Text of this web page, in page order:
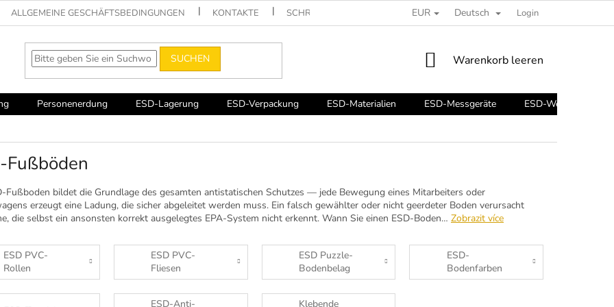
ALLGEMEINE GESCHÄFTSBEDINGUNGEN KONTAKTE SCHREIBEN SIE UNS ESD-RATGEBER
EUR Deutsch Login
SUCHEN WARENKORB
Warenkorb leeren
Personenerdung ESD-Lagerung ESD-Verpackung ESD-Materialien ESD-Messgeräte
ESD-Werkzeuge
Fußböden
Fußboden bildet die Grundlage des gesamten antistatischen Schutzes — jede Bewegung eines Mitarbeiters oder
erzeugt eine Ladung, die sicher abgeleitet werden muss. Ein falsch gewählter oder nicht geerdeter Boden verursacht
die selbst ein ansonsten korrekt ausgelegtes EPA-System nicht erkennt. Wann Sie einen ESD-Boden… Zobrazit více
ESD PVC-
Rollen
ESD PVC-
Fliesen
ESD Puzzle-
Bodenbelag
ESD-
Bodenfarben
ESD-Anti-
Klebende